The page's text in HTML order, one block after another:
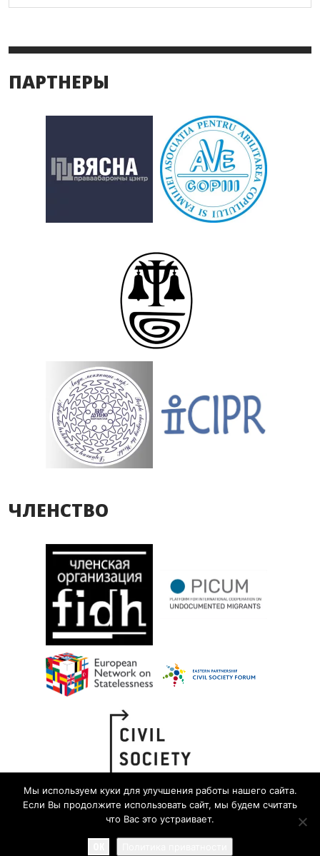
ПАРТНЕРЫ
ЧЛЕНСТВО
Мы используем куки для улучшения работы нашего сайта.
Если Вы продолжите использовать сайт, мы будем считать
что Вас это устраивает.